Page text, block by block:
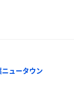
すると
、
感じだった。
ュータウン